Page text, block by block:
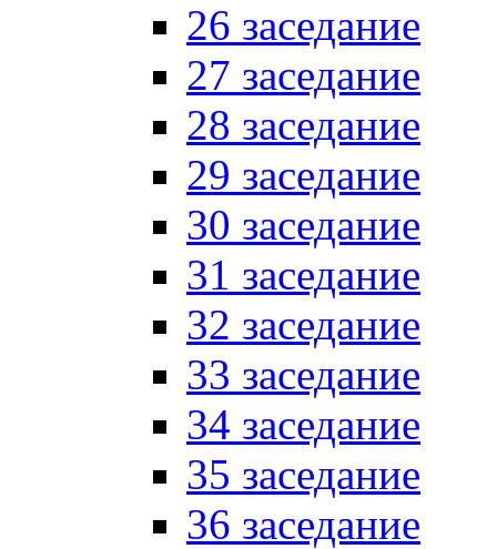
26 заседание
27 заседание
28 заседание
29 заседание
30 заседание
31 заседание
32 заседание
33 заседание
34 заседание
35 заседание
36 заседание